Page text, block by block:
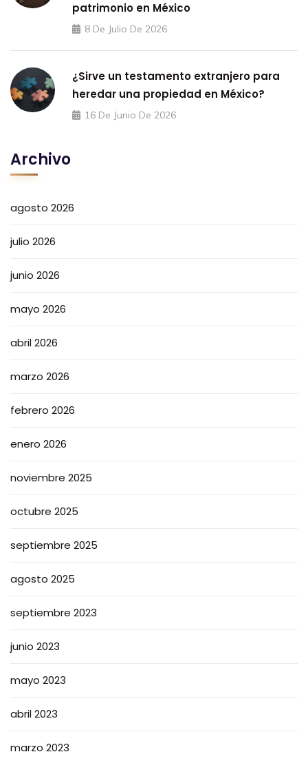
patrimonio en México
8 De Julio De 2026
¿Sirve un testamento extranjero para
heredar una propiedad en México?
16 De Junio De 2026
Archivo
agosto 2026
julio 2026
junio 2026
mayo 2026
abril 2026
marzo 2026
febrero 2026
enero 2026
noviembre 2025
octubre 2025
septiembre 2025
agosto 2025
septiembre 2023
junio 2023
mayo 2023
abril 2023
marzo 2023